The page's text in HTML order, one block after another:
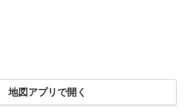
地図アプリで開く